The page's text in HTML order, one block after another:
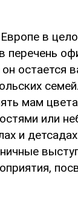
в
перечень
остается
мам
или
и